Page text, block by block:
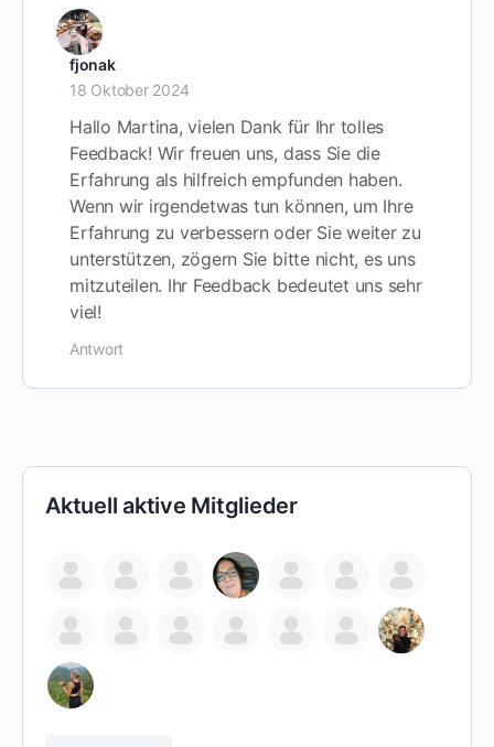
fjonak
18 Oktober 2024
Hallo Martina, vielen Dank für Ihr tolles
Feedback! Wir freuen uns, dass Sie die
Erfahrung als hilfreich empfunden haben.
Wenn wir irgendetwas tun können, um Ihre
Erfahrung zu verbessern oder Sie weiter zu
unterstützen, zögern Sie bitte nicht, es uns
mitzuteilen. Ihr Feedback bedeutet uns sehr
viel!
Antwort
Aktuell aktive Mitglieder